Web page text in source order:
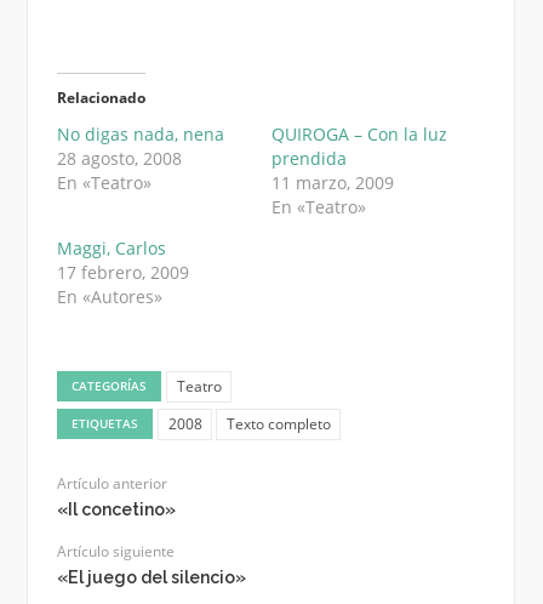
Relacionado
No digas nada, nena
28 agosto, 2008
En «Teatro»
QUIROGA – Con la luz
prendida
11 marzo, 2009
En «Teatro»
Maggi, Carlos
17 febrero, 2009
En «Autores»
CATEGORÍAS Teatro
ETIQUETAS 2008 Texto completo
Artículo anterior
«Il concetino»
Artículo siguiente
«El juego del silencio»